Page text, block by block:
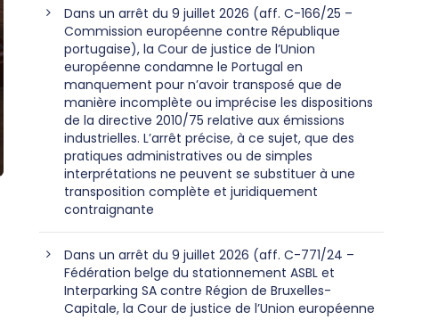
Dans un arrêt du 9 juillet 2026 (aff. C-166/25 –
Commission européenne contre République
portugaise), la Cour de justice de l’Union
européenne condamne le Portugal en
manquement pour n’avoir transposé que de
manière incomplète ou imprécise les dispositions
de la directive 2010/75 relative aux émissions
industrielles. L’arrêt précise, à ce sujet, que des
pratiques administratives ou de simples
interprétations ne peuvent se substituer à une
transposition complète et juridiquement
contraignante
Dans un arrêt du 9 juillet 2026 (aff. C-771/24 –
Fédération belge du stationnement ASBL et
Interparking SA contre Région de Bruxelles-
Capitale, la Cour de justice de l’Union européenne